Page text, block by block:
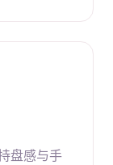
盘感与手